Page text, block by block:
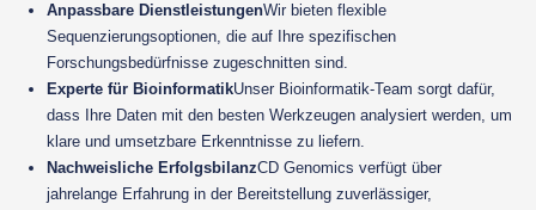
Anpassbare DienstleistungenWir bieten flexible
Sequenzierungsoptionen, die auf Ihre spezifischen
Forschungsbedürfnisse zugeschnitten sind.
Experte für BioinformatikUnser Bioinformatik-Team sorgt dafür,
dass Ihre Daten mit den besten Werkzeugen analysiert werden, um
klare und umsetzbare Erkenntnisse zu liefern.
Nachweisliche ErfolgsbilanzCD Genomics verfügt über
jahrelange Erfahrung in der Bereitstellung zuverlässiger,